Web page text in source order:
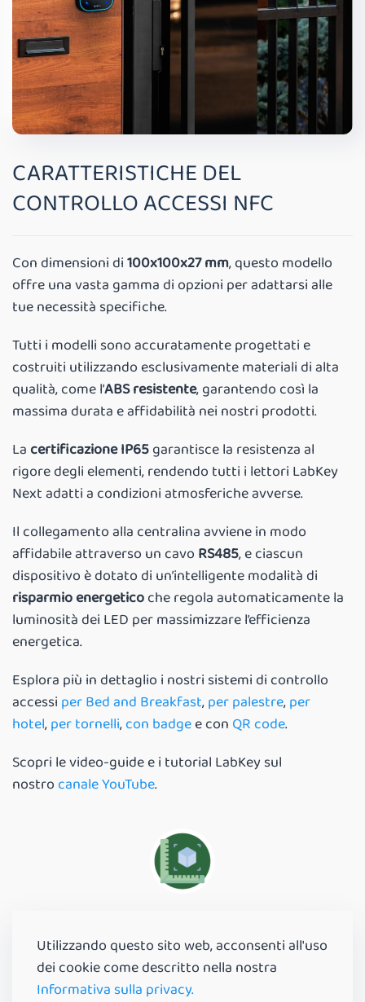
CARATTERISTICHE DEL
CONTROLLO ACCESSI NFC
Con dimensioni di100x100x27 mm, questo modello
offre una vasta gamma di opzioni per adattarsi alle
tue necessità specifiche.
Tutti i modelli sono accuratamente progettati e
costruiti utilizzando esclusivamente materiali di alta
qualità, come l’ABS resistente, garantendo così la
massima durata e affidabilità nei nostri prodotti.
La certificazione IP65garantisce la resistenza al
rigore degli elementi, rendendo tutti i lettori LabKey
Next adatti a condizioni atmosferiche avverse.
Il collegamento alla centralina avviene in modo
affidabile attraverso un cavo RS485, e ciascun
dispositivo è dotato di un’intelligente modalità di
risparmio energeticoche regola automaticamente la
luminosità dei LED per massimizzare l’efficienza
energetica.
Esplora più in dettaglio i nostri sistemi di controllo
accessi per Bed and Breakfast,per palestre,per
hotel,per tornelli,con badgee con QR code.
Scopri le video-guide e i tutorial LabKey sul
nostro canale YouTube.
100x100x27 mm
Utilizzando questo sito web, acconsenti all'uso
dei cookie come descritto nella nostra
Informativa sulla privacy.